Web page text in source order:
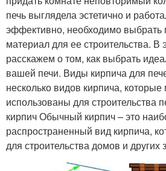
печь выглядела эстетично и
эффективно, необходимо выбрать
материал для ее строительства. В
расскажем о том, как выбрать
вашей печи. Виды кирпича для
несколько видов кирпича, которые
использованы для строительства
кирпич Обычный кирпич – это
распространенный вид кирпича,
для строительства домов и других